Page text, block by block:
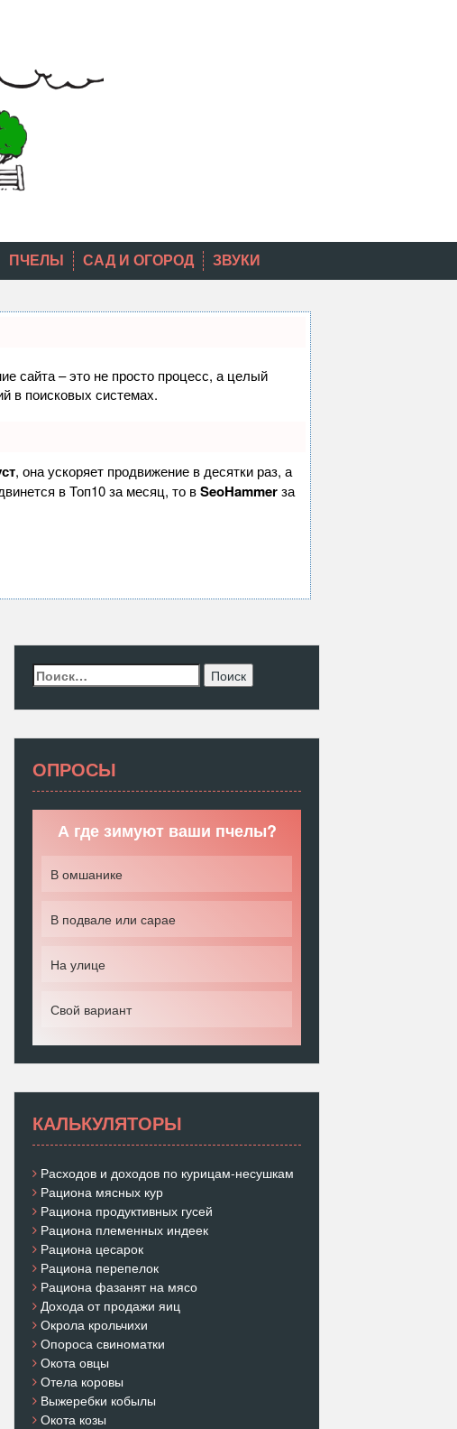
ПЧЕЛЫ САД И ОГОРОД ЗВУКИ
сайта – это не просто процесс, а целый
в поисковых системах.
, она ускоряет продвижение в десятки раз, а
в Топ10 за месяц, то вSeoHammerза
Найти:
ОПРОСЫ
А где зимуют ваши пчелы?
В омшанике
В подвале или сарае
На улице
Свой вариант
КАЛЬКУЛЯТОРЫ
Расходов и доходов по курицам-несушкам
Рациона мясных кур
Рациона продуктивных гусей
Рациона племенных индеек
Рациона цесарок
Рациона перепелок
Рациона фазанят на мясо
Дохода от продажи яиц
Окрола крольчихи
Опороса свиноматки
Окота овцы
Отела коровы
Выжеребки кобылы
Окота козы